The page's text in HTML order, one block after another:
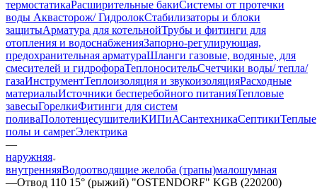
термостатикаРасширительные бакиСистемы от протечки
воды Аквасторож/ ГидролокСтабилизаторы и блоки
защитыАрматура для котельнойТрубы и фитинги для
отопления и водоснабженияЗапорно-регулирующая,
предохранительная арматураШланги газовые, водяные, для
смесителей и гидрофораТеплоносительСчетчики воды/ тепла/
газаИнструментТеплоизоляция и звукоизоляцияРасходные
материалыИсточники бесперебойного питанияТепловые
завесыГорелкиФитинги для систем
поливаПолотенцесушителиКИПиАСантехникаСептикиТеплые
полы и самрегЭлектрика
—
наружняя
внутренняяВодоотводящие желоба (трапы)малошумная
—Отвод 110 15° (рыжий) "OSTENDORF" KGB (220200)